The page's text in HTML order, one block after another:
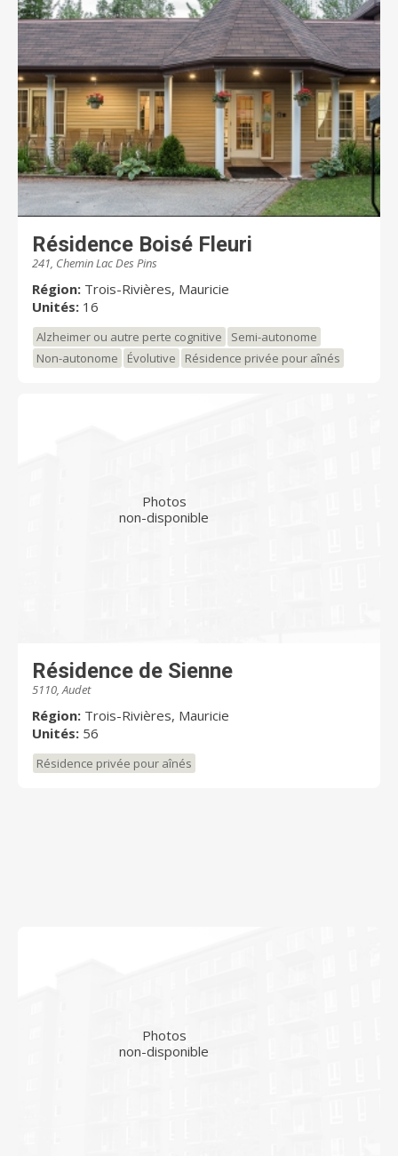
Résidence Boisé Fleuri
241, Chemin Lac Des Pins
Région: Trois-Rivières, Mauricie
Unités: 16
Alzheimer ou autre perte cognitive
Semi-autonome
Non-autonome
Évolutive Résidence privée pour aînés
Photos
non-disponible
Résidence de Sienne
5110, Audet
Région: Trois-Rivières, Mauricie
Unités: 56
Résidence privée pour aînés
Photos
non-disponible